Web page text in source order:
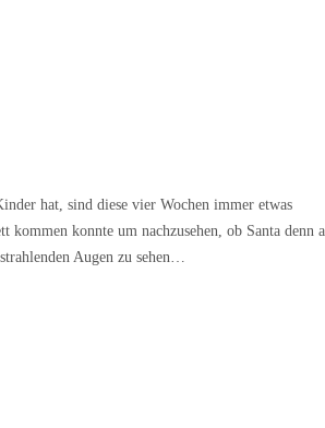
hat, sind diese vier Wochen immer etwas
kommen konnte um nachzusehen, ob Santa denn
Augen zu sehen…